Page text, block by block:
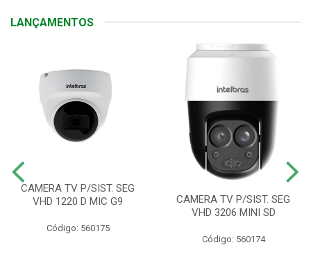
LANÇAMENTOS
CAMERA TV P/SIST. SEG
VHD 1220 D MIC G9
Código: 560175
CAMERA TV P/SIST. SEG
VHD 3206 MINI SD
Código: 560174